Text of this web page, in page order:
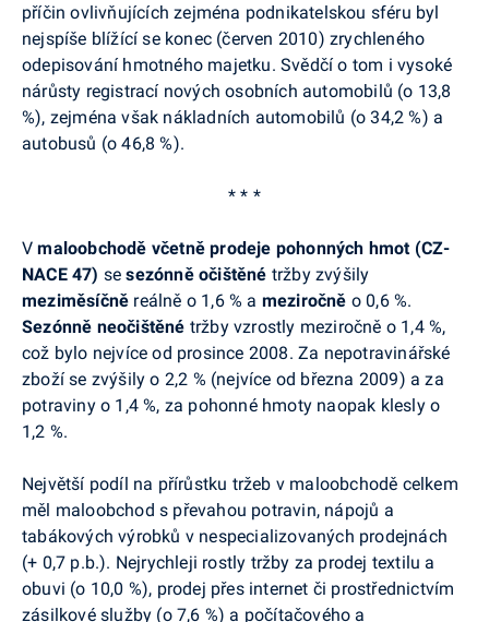
příčin ovlivňujících zejména podnikatelskou sféru byl
nejspíše blížící se konec (červen 2010) zrychleného
odepisování hmotného majetku. Svědčí o tom i vysoké
nárůsty registrací nových osobních automobilů (o 13,8
%), zejména však nákladních automobilů (o 34,2 %) a
autobusů (o 46,8 %).
* * *
Vmaloobchodě včetně prodeje pohonných hmot (CZ-
NACE 47) sesezónně očištěné tržby zvýšily
meziměsíčně reálně o 1,6 % a meziročně o 0,6 %.
Sezónně neočištěné tržby vzrostly meziročně o 1,4 %,
což bylo nejvíce od prosince 2008. Za nepotravinářské
zboží se zvýšily o 2,2 % (nejvíce od března 2009) a za
potraviny o 1,4 %, za pohonné hmoty naopak klesly o
1,2 %.
Největší podíl na přírůstku tržeb v maloobchodě celkem
měl maloobchod s převahou potravin, nápojů a
tabákových výrobků v nespecializovaných prodejnách
(+ 0,7 p.b.). Nejrychleji rostly tržby za prodej textilu a
obuvi (o 10,0 %), prodej přes internet či prostřednictvím
zásilkové služby (o 7,6 %) a počítačového a